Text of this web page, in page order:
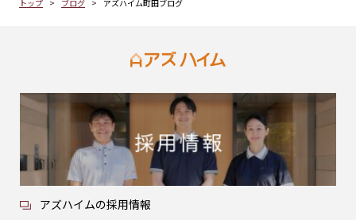
トップ ブログ アズハイム町田ブログ
アズハイムの採用情報